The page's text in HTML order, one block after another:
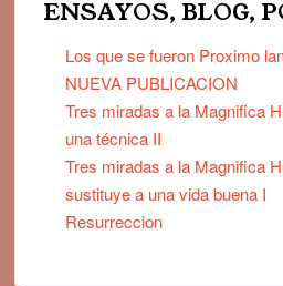
ENSAYOS, BLOG,
Los que se fueron Proximo
NUEVA PUBLICACION
Tres miradas a la Magnifica
una técnica II
Tres miradas a la Magnifica
sustituye a una vida buena I
Resurreccion